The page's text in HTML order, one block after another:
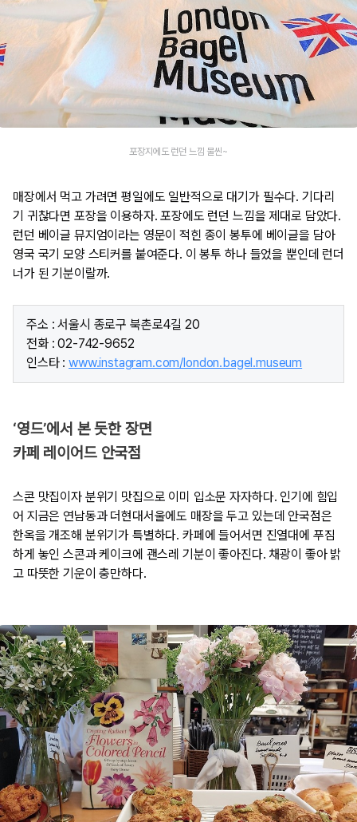
포장지에도 런던 느낌 물씬~
매장에서 먹고 가려면 평일에도 일반적으로 대기가 필수다. 기다리
기 귀찮다면 포장을 이용하자. 포장에도 런던 느낌을 제대로 담았다.
런던 베이글 뮤지엄이라는 영문이 적힌 종이 봉투에 베이글을 담아
영국 국기 모양 스티커를 붙여준다. 이 봉투 하나 들었을 뿐인데 런더
너가 된 기분이랄까.
주소 : 서울시 종로구 북촌로4길 20
전화 : 02-742-9652
인스타 :www.instagram.com/london.bagel.museum
‘영드’에서 본 듯한 장면
카페 레이어드 안국점
스콘 맛집이자 분위기 맛집으로 이미 입소문 자자하다. 인기에 힘입
어 지금은 연남동과 더현대서울에도 매장을 두고 있는데 안국점은
한옥을 개조해 분위기가 특별하다. 카페에 들어서면 진열대에 푸짐
하게 놓인 스콘과 케이크에 괜스레 기분이 좋아진다. 채광이 좋아 밝
고 따뜻한 기운이 충만하다.